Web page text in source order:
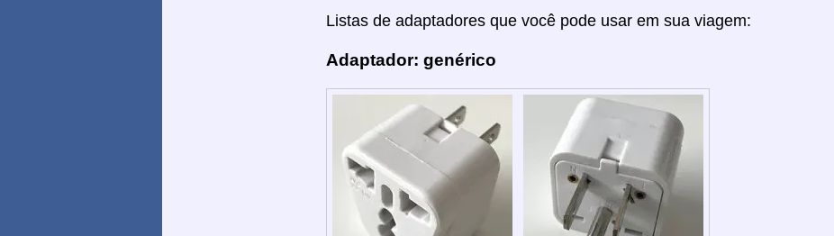
Listas de adaptadores que você pode usar em sua viagem:
Adaptador: genérico